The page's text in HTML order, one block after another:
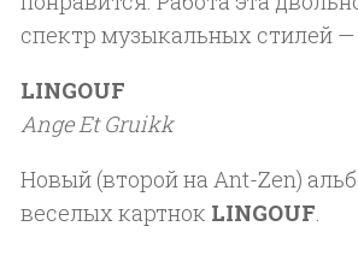
спектр музыкальных стилей
LINGOUF
Ange Et Gruikk
Новый (второй на Ant-Zen)
веселых картнок LINGOUF.